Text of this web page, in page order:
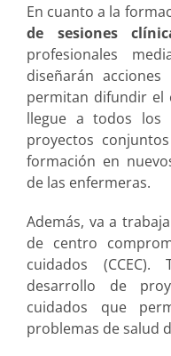
En cuanto a la
de sesiones
profesionales
diseñarán
permitan difundir
llegue a todos los
proyectos
formación en
de las enfermeras.
Además, va a
de centro
cuidados
desarrollo de
cuidados que
problemas de salud